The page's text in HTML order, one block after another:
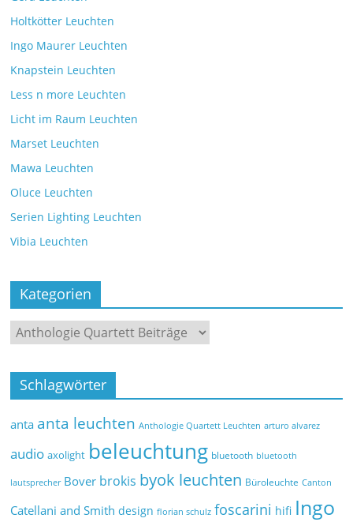
Holtkötter Leuchten
Ingo Maurer Leuchten
Knapstein Leuchten
Less n more Leuchten
Licht im Raum Leuchten
Marset Leuchten
Mawa Leuchten
Oluce Leuchten
Serien Lighting Leuchten
Vibia Leuchten
Kategorien
Schlagwörter
anta anta leuchten Anthologie Quartett Leuchten arturo alvarez
audio axolight beleuchtung bluetooth bluetooth
lautsprecher Bover brokis byok leuchten Büroleuchte Canton
Catellani and Smith design florian schulz foscarini hifi Ingo